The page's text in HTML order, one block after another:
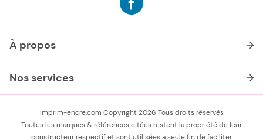
À propos
Nos services
Imprim-encre.com Copyright 2026 Tous droits réservés
Toutes les marques & références citées restent la propriété de leur
constructeur respectif et sont utilisées à seule fin de faciliter